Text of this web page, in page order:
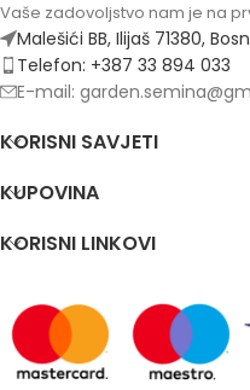
Vaše zadovoljstvo nam je na
Malešići BB, Ilijaš 71380,
Telefon: +387 33 894 033
E-mail:
KORISNI SAVJETI
KUPOVINA
KORISNI LINKOVI